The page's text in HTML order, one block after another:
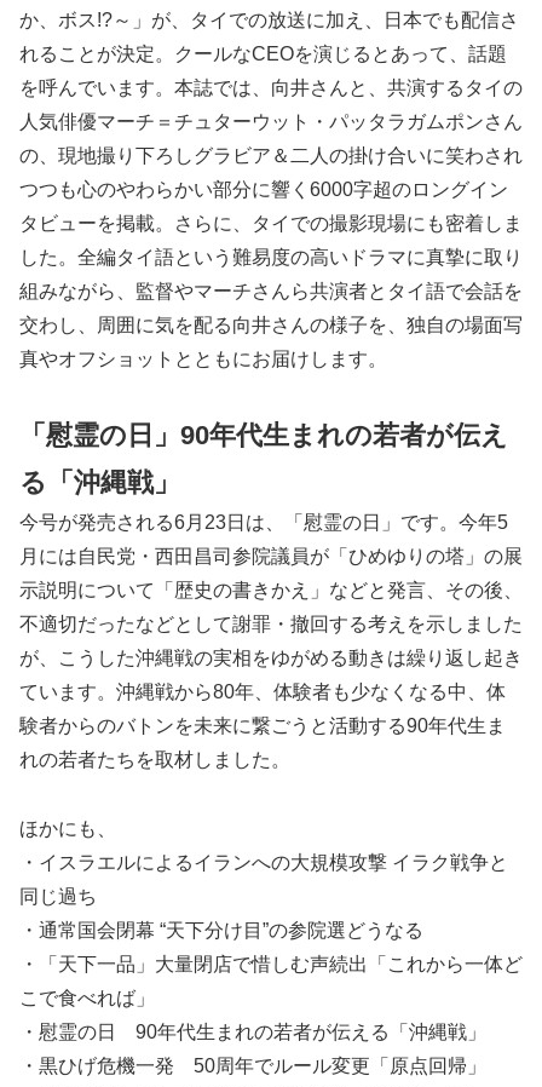
か、ボス!?～」が、タイでの放送に加え、日本でも配信さ
れることが決定。クールなCEOを演じるとあって、話題
を呼んでいます。本誌では、向井さんと、共演するタイの
人気俳優マーチ＝チュターウット・パッタラガムポンさん
の、現地撮り下ろしグラビア＆二人の掛け合いに笑わされ
つつも心のやわらかい部分に響く6000字超のロングイン
タビューを掲載。さらに、タイでの撮影現場にも密着しま
した。全編タイ語という難易度の高いドラマに真摯に取り
組みながら、監督やマーチさんら共演者とタイ語で会話を
交わし、周囲に気を配る向井さんの様子を、独自の場面写
真やオフショットとともにお届けします。
「慰霊の日」90年代生まれの若者が伝え
る「沖縄戦」
今号が発売される6月23日は、「慰霊の日」です。今年5
月には自民党・西田昌司参院議員が「ひめゆりの塔」の展
示説明について「歴史の書きかえ」などと発言、その後、
不適切だったなどとして謝罪・撤回する考えを示しました
が、こうした沖縄戦の実相をゆがめる動きは繰り返し起き
ています。沖縄戦から80年、体験者も少なくなる中、体
験者からのバトンを未来に繋ごうと活動する90年代生ま
れの若者たちを取材しました。
ほかにも、
・イスラエルによるイランへの大規模攻撃 イラク戦争と
同じ過ち
・通常国会閉幕 “天下分け目”の参院選どうなる
・「天下一品」大量閉店で惜しむ声続出「これから一体ど
こで食べれば」
・慰霊の日 90年代生まれの若者が伝える「沖縄戦」
・黒ひげ危機一発 50周年でルール変更「原点回帰」